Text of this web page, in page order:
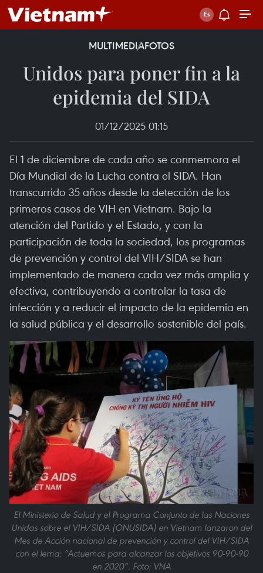
MULTIMEDIAFOTOS
Unidos para poner fin a la
epidemia del SIDA
01/12/2025 01:15
El 1 de diciembre de cada año se conmemora el
Día Mundial de la Lucha contra el SIDA. Han
transcurrido 35 años desde la detección de los
primeros casos de VIH en Vietnam. Bajo la
atención del Partido y el Estado, y con la
participación de toda la sociedad, los programas
de prevención y control del VIH/SIDA se han
implementado de manera cada vez más amplia y
efectiva, contribuyendo a controlar la tasa de
infección y a reducir el impacto de la epidemia en
la salud pública y el desarrollo sostenible del país.
El Ministerio de Salud y el Programa Conjunto de las Naciones
Unidas sobre el VIH/SIDA (ONUSIDA) en Vietnam lanzaron del
Mes de Acción nacional de prevención y control del VIH/SIDA
con el lema: “Actuemos para alcanzar los objetivos 90-90-90
en 2020”. Foto: VNA